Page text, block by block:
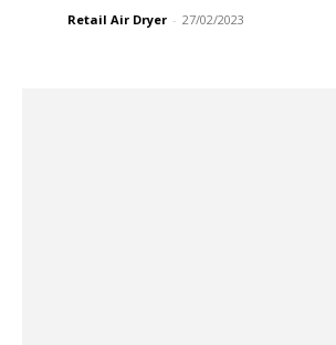
Retail Air Dryer - 27/02/2023